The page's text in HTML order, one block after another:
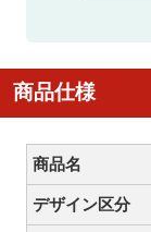
商品仕様
商品名
デザイン区分